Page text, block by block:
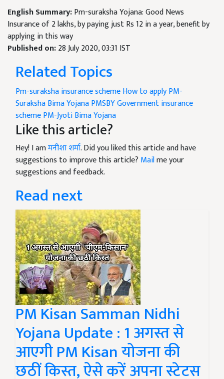
English Summary:Pm-suraksha Yojana: Good News
Insurance of 2 lakhs, by paying just Rs 12 in a year, benefit by
applying in this way
Published on:28 July 2020, 03:31 IST
Related Topics
Pm-suraksha insurance schemeHow to apply PM-
Suraksha Bima Yojana PMSBYGovernment insurance
schemePM-Jyoti Bima Yojana
Like this article?
Hey! I amमनीशा शर्मा. Did you liked this article and have
suggestions to improve this article? Mailme your
suggestions and feedback.
Read next
PM Kisan Samman Nidhi
Yojana Update : 1 अगस्त से
आएगी PM Kisan योजना की
छठीं किस्त, ऐसे करें अपना स्टेटस